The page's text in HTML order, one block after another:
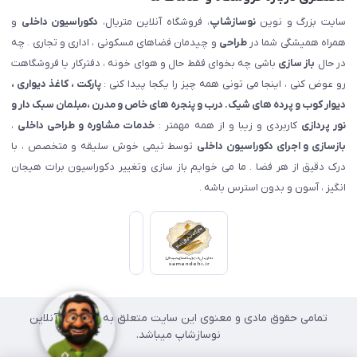
سایت بزرگ و نویننوسازشاپ، فروشگاه آنلاین متریال، دکوراسیون داخلی و
همراه همیشگی شما درطراحی و چیدمان فضاهای مسکونی ، اداری و تجاری . چه
در حال باز سازی باشی چه بخوای فقط حال و هوای خونه ، دفترکار یا فروشگاهت
رو عوض کنی ، اینجا می تونی همه چیز را یکجا پیدا کنی :پارکت ، کاغذ دیواری ،
دیوار کوب و پرده های شیک. درب و پنجره های خاص و مدرن ،مبلمان سبک دار و
نور پردازی کاربردی و زیبا و از همه مهمتر : خدمات مشاوره و طراحی داخلی ،
بازسازی و اجرای دکوراسیون داخلی توسط تیمی خوش سلیقه و متخصص ، با
درک دقیق از هر فضا . ما می خوایم باز سازی وتغییر دکوراسیون برات هیجان
انگیز ، آسون و بدون استرس باشه .
تمامی حقوق مادی و معنوی این سایت متعلق به فروشگاه آنلاین
نوسازشاپ میباشد.